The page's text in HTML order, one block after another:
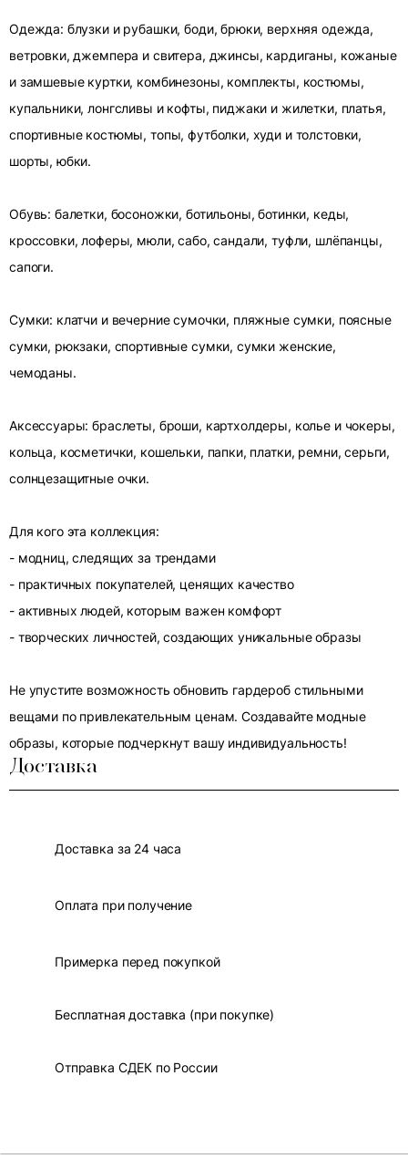
Одежда: блузки и рубашки, боди, брюки, верхняя одежда,
ветровки, джемпера и свитера, джинсы, кардиганы, кожаные
и замшевые куртки, комбинезоны, комплекты, костюмы,
купальники, лонгсливы и кофты, пиджаки и жилетки, платья,
спортивные костюмы, топы, футболки, худи и толстовки,
шорты, юбки.
Обувь: балетки, босоножки, ботильоны, ботинки, кеды,
кроссовки, лоферы, мюли, сабо, сандали, туфли, шлёпанцы,
сапоги.
Сумки: клатчи и вечерние сумочки, пляжные сумки, поясные
сумки, рюкзаки, спортивные сумки, сумки женские,
чемоданы.
Аксессуары: браслеты, броши, картхолдеры, колье и чокеры,
кольца, косметички, кошельки, папки, платки, ремни, серьги,
солнцезащитные очки.
Для кого эта коллекция:
- модниц, следящих за трендами
- практичных покупателей, ценящих качество
- активных людей, которым важен комфорт
- творческих личностей, создающих уникальные образы
Не упустите возможность обновить гардероб стильными
вещами по привлекательным ценам. Создавайте модные
образы, которые подчеркнут вашу индивидуальность!
Доставка
Доставка за 24 часа
Оплата при получение
Примерка перед покупкой
Бесплатная доставка (при покупке)
Отправка СДЕК по России